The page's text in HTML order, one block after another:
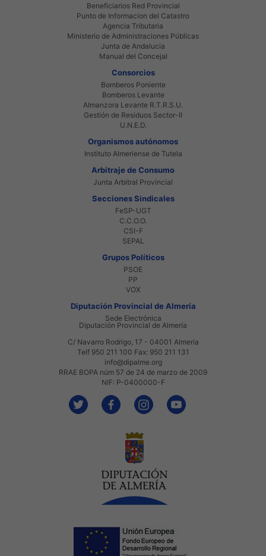
Beneficiarios Red Provincial
Punto de Informacion del Catastro
Agencia Tributaria
Ministerio de Administraciones Públicas
Junta de Andalucia
Manual del Concejal
Consorcios
Bomberos Poniente
Bomberos Levante
Almanzora Levante R.T.R.S.U.
Gestión de Residuos Sector-II
U.N.E.D.
Organismos autónomos
Instituto Almeriense de Tutela
Arbitraje de Consumo
Junta Arbitral Provincial
Secciones Sindicales
FeSP-UGT
C.C.O.O.
CSI-F
SEPAL
Grupos Políticos
PSOE
PP
VOX
Diputación Provincial de Almería
Sede Electrónica
Diputación Provincial de Almería
C/ Navarro Rodrigo, 17 - 04001 Almería
Telf 950 211 100 Fax: 950 211 131
info@dipalme.org
RRAE BOPA núm 57 de 24 de marzo de 2009
NIF: P-0400000-F